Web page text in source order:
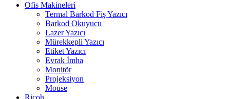
Ofis Makineleri
Termal Barkod Fiş Yazıcı
Barkod Okuyucu
Lazer Yazıcı
Mürekkepli Yazıcı
Etiket Yazıcı
Evrak İmha
Monitör
Projeksiyon
Mouse